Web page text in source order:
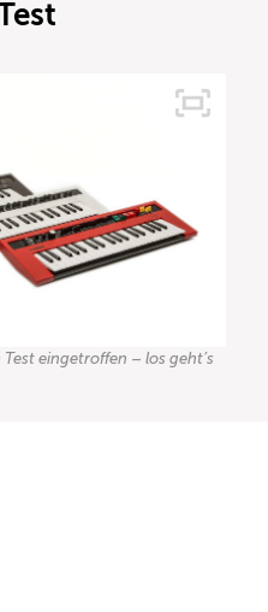
eingetroffen – los geht’s